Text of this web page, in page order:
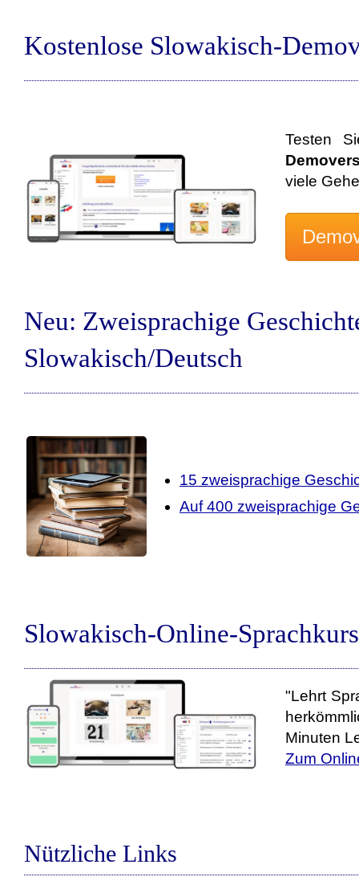
Kostenlose Slowakisch-
Testen
viele
Neu: Zweisprachige
Slowakisch/Deutsch
15 zweisprachige
Auf 400 zweisprachige
Slowakisch-Online-
"Lehrt
Minuten
Zum
Nützliche Links